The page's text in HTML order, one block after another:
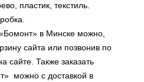
пластик, текстиль.
в Минске можно,
сайта или позвонив по
сайте. Также заказать
можно с доставкой в